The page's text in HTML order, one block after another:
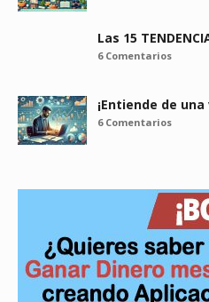
Las 15
6 Comentarios
¡Entiende de
6 Comentarios